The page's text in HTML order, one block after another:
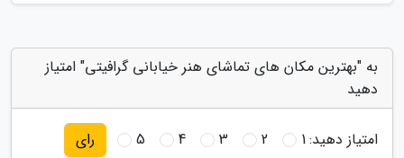
به "بهترین مکان های تماشای هنر خیابانی گرافیتی" امتیاز
دهید
امتیاز دهید:1
2
3
4
5 رای